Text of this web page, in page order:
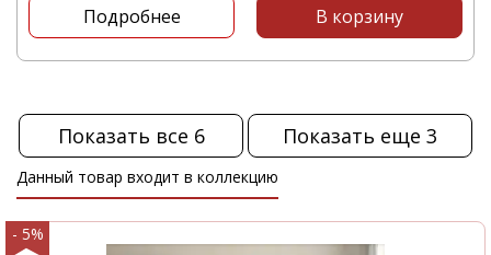
Подробнее В корзину
Показать все 6 Показать еще 3
Данный товар входит в коллекцию
- 5%